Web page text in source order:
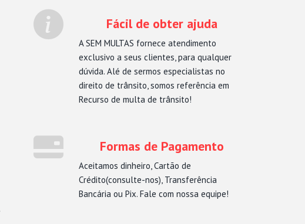
Fácil de obter ajuda
A SEM MULTAS fornece atendimento
exclusivo a seus clientes, para qualquer
dúvida. Alé de sermos especialistas no
direito de trânsito, somos referência em
Recurso de multa de trânsito!
Formas de Pagamento
Aceitamos dinheiro, Cartão de
Crédito(consulte-nos), Transferência
Bancária ou Pix. Fale com nossa equipe!